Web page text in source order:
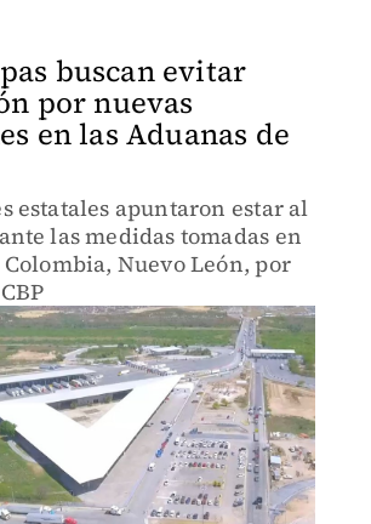
buscan evitar
por nuevas
en las Aduanas de
estatales apuntaron estar al
las medidas tomadas en
Nuevo León, por